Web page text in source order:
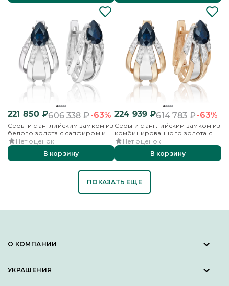
221 850 ₽606 338₽-63%
Серьги с английским замком из
белого золота с сапфиром и
бриллиантами
Нет оценок
В корзину
224 939 ₽614 783₽-63%
Серьги с английским замком из
комбинированного золота с
сапфиром и бриллиантами
Нет оценок
В корзину
ПОКАЗАТЬ ЕЩЕ
О КОМПАНИИ
Вакансии
УКРАШЕНИЯ